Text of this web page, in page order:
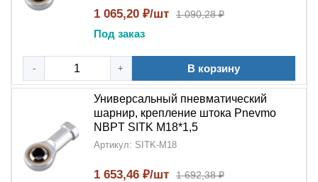
1 065,20 ₽/шт 1 090,28 ₽
Под заказ
- + В корзину
Универсальный пневматический
шарнир, крепление штока Pnevmo
NBPT SITK M18*1,5
Артикул: SITK-M18
1 653,46 ₽/шт 1 692,38 ₽